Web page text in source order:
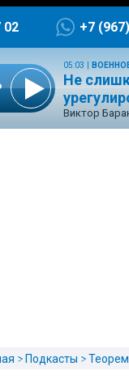
02 +7
05:03
Не
Виктор
Подкасты